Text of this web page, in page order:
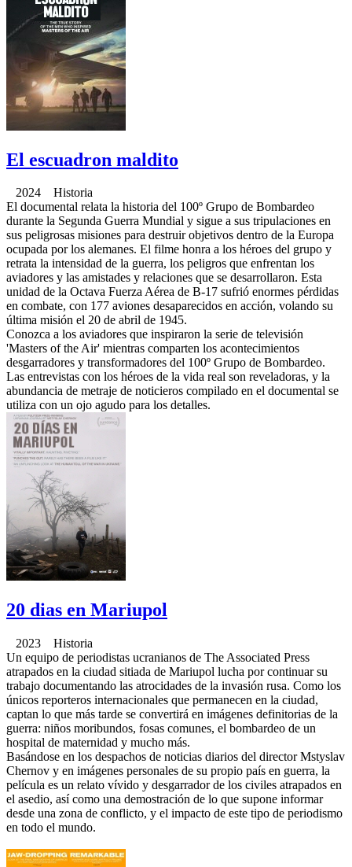
El escuadron maldito
2024 Historia
El documental relata la historia del 100º Grupo de Bombardeo
durante la Segunda Guerra Mundial y sigue a sus tripulaciones en
sus peligrosas misiones para destruir objetivos dentro de la Europa
ocupada por los alemanes. El filme honra a los héroes del grupo y
retrata la intensidad de la guerra, los peligros que enfrentan los
aviadores y las amistades y relaciones que se desarrollaron. Esta
unidad de la Octava Fuerza Aérea de B-17 sufrió enormes pérdidas
en combate, con 177 aviones desaparecidos en acción, volando su
última misión el 20 de abril de 1945.
Conozca a los aviadores que inspiraron la serie de televisión
'Masters of the Air' mientras comparten los acontecimientos
desgarradores y transformadores del 100º Grupo de Bombardeo.
Las entrevistas con los héroes de la vida real son reveladoras, y la
abundancia de metraje de noticieros compilado en el documental se
utiliza con un ojo agudo para los detalles.
20 dias en Mariupol
2023 Historia
Un equipo de periodistas ucranianos de The Associated Press
atrapados en la ciudad sitiada de Mariupol lucha por continuar su
trabajo documentando las atrocidades de la invasión rusa. Como los
únicos reporteros internacionales que permanecen en la ciudad,
captan lo que más tarde se convertirá en imágenes definitorias de la
guerra: niños moribundos, fosas comunes, el bombardeo de un
hospital de maternidad y mucho más.
Basándose en los despachos de noticias diarios del director Mstyslav
Chernov y en imágenes personales de su propio país en guerra, la
película es un relato vívido y desgarrador de los civiles atrapados en
el asedio, así como una demostración de lo que supone informar
desde una zona de conflicto, y el impacto de este tipo de periodismo
en todo el mundo.